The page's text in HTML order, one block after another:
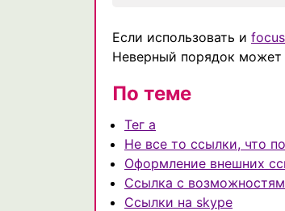
Если использовать и focus
Неверный порядок может
По теме
Тег a
Не все то ссылки, что
Оформление внешних
Ссылка с
Ссылки на skype